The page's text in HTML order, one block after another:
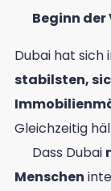
Beginn der
Dubai hat sich
stabilsten,
Gleichzeitig
Dass Dubai
Menschen